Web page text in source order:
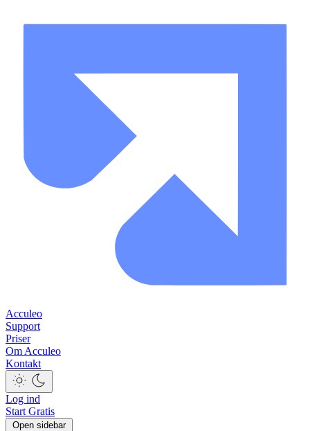
Acculeo
Support
Priser
Om Acculeo
Kontakt
Log ind
Start Gratis
Open sidebar